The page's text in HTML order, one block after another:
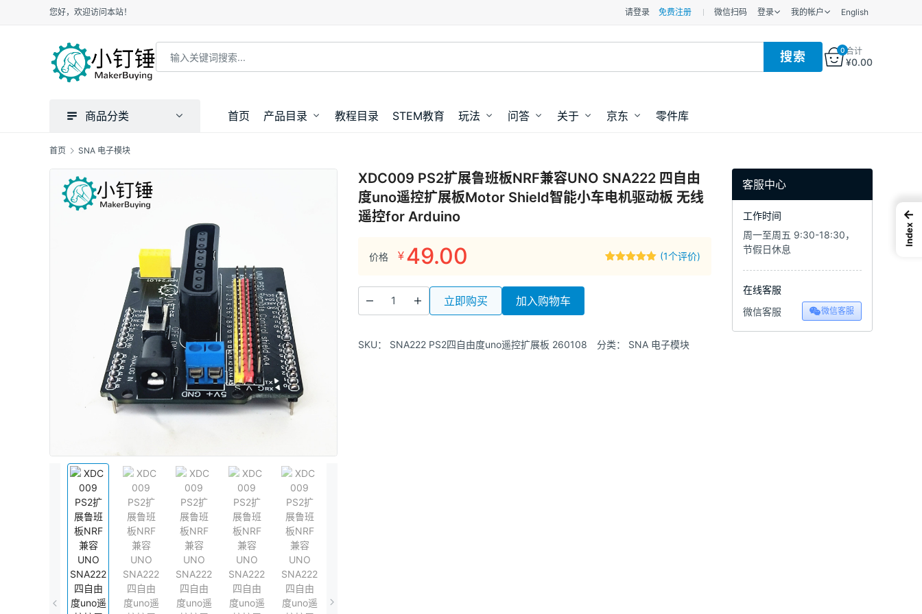
您好，欢迎访问本站！ 请登录 免费注册 微信扫码 登录 我的帐户 English
0合计
¥0.00
商品分类 首页 产品目录 教程目录 STEM教育 玩法 问答 关于 京东 零件库
首页 SNA 电子模块
XDC009 PS2扩展鲁班板NRF兼容UNO SNA222 四自由
度uno遥控扩展板Motor Shield智能小车电机驱动板 无线
遥控for Arduino
(1个评价)
价格 ¥ 49.00
立即购买 加入购物车
SKU： SNA222 PS2四自由度uno遥控扩展板 260108 分类： SNA 电子模块
客服中心
工作时间
周一至周五 9:30-18:30，
节假日休息
在线客服
微信客服
微信客服
←
Index